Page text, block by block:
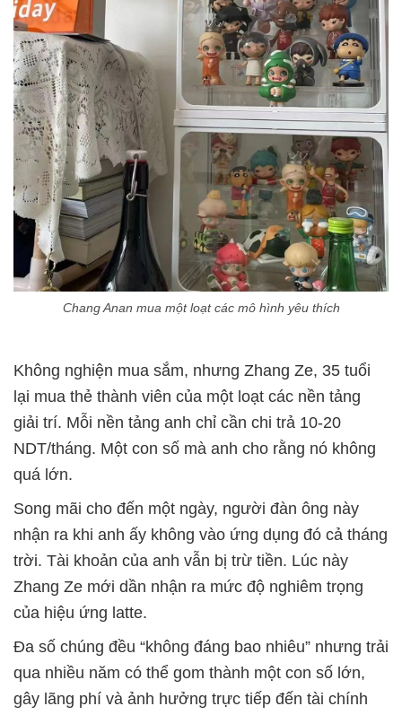
Chang Anan mua một loạt các mô hình yêu thích
Không nghiện mua sắm, nhưng Zhang Ze, 35 tuổi
lại mua thẻ thành viên của một loạt các nền tảng
giải trí. Mỗi nền tảng anh chỉ cần chi trả 10-20
NDT/tháng. Một con số mà anh cho rằng nó không
quá lớn.
Song mãi cho đến một ngày, người đàn ông này
nhận ra khi anh ấy không vào ứng dụng đó cả tháng
trời. Tài khoản của anh vẫn bị trừ tiền. Lúc này
Zhang Ze mới dần nhận ra mức độ nghiêm trọng
của hiệu ứng latte.
Đa số chúng đều “không đáng bao nhiêu” nhưng trải
qua nhiều năm có thể gom thành một con số lớn,
gây lãng phí và ảnh hưởng trực tiếp đến tài chính